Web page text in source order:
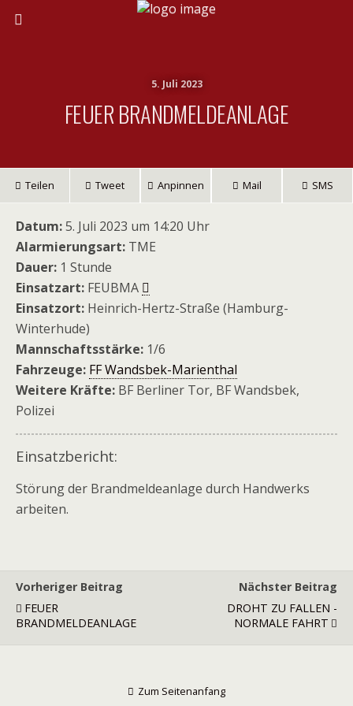
5. Juli 2023
FEUER BRANDMELDEANLAGE
Teilen Tweet Anpinnen Mail SMS
Datum:5. Juli 2023 um 14:20 Uhr
Alarmierungsart: TME
Dauer: 1 Stunde
Einsatzart: FEUBMA
Einsatzort: Heinrich-Hertz-Straße (Hamburg-
Winterhude)
Mannschaftsstärke: 1/6
Fahrzeuge: FF Wandsbek-Marienthal
Weitere Kräfte: BF Berliner Tor, BF Wandsbek,
Polizei
Einsatzbericht:
Störung der Brandmeldeanlage durch Handwerks
arbeiten.
Vorheriger Beitrag
FEUER
BRANDMELDEANLAGE
Nächster Beitrag
DROHT ZU FALLEN -
NORMALE FAHRT
Zum Seitenanfang